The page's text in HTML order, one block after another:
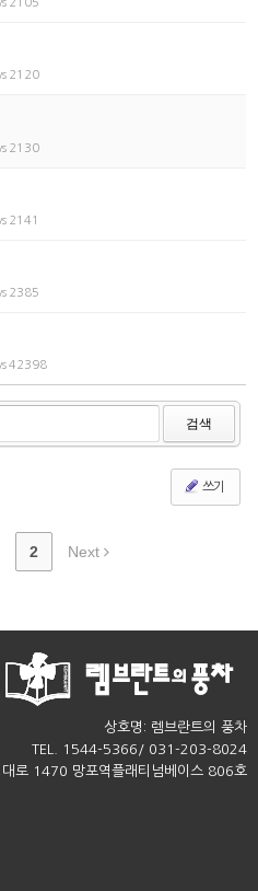
2105
2120
2130
2141
2385
42398
검색
쓰기
2 Next
상호명: 렘브란트의 풍차
TEL. 1544-5366/ 031-203-8024
로 1470 망포역플래티넘베이스 806호